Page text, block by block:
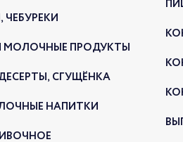
В линейке
новинка: жареные
НОВИНКИ К
23.12.2025
ПРОДУКТЫ
СГУЩЁНКА
НАПИТКИ